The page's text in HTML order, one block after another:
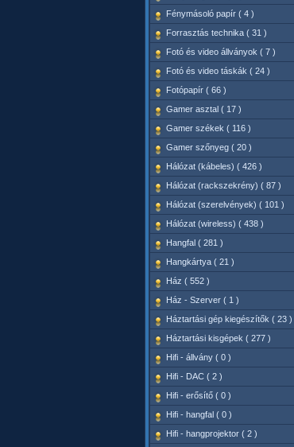
Fénymásoló papír ( 4 )
Forrasztás technika ( 31 )
Fotó és video állványok ( 7 )
Fotó és video táskák ( 24 )
Fotópapír ( 66 )
Gamer asztal ( 17 )
Gamer székek ( 116 )
Gamer szőnyeg ( 20 )
Hálózat (kábeles) ( 426 )
Hálózat (rackszekrény) ( 87 )
Hálózat (szerelvények) ( 101 )
Hálózat (wireless) ( 438 )
Hangfal ( 281 )
Hangkártya ( 21 )
Ház ( 552 )
Ház - Szerver ( 1 )
Háztartási gép kiegészítők ( 23 )
Háztartási kisgépek ( 277 )
Hifi - állvány ( 0 )
Hifi - DAC ( 2 )
Hifi - erősítő ( 0 )
Hifi - hangfal ( 0 )
Hifi - hangprojektor ( 2 )